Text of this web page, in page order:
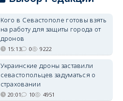
Кого в Севастополе готовы взять
на работу для защиты города от
дронов
15:13 0 9222
Украинские дроны заставили
севастопольцев задуматься о
страховании
20:01 10 4951